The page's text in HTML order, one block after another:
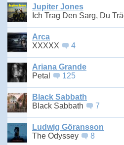
Jupiter Jones
Ich Trag Den Sarg, Du
Arca
XXXXX
4
Ariana Grande
Petal
125
Black Sabbath
Black Sabbath
7
Ludwig Göransson
The Odyssey
8